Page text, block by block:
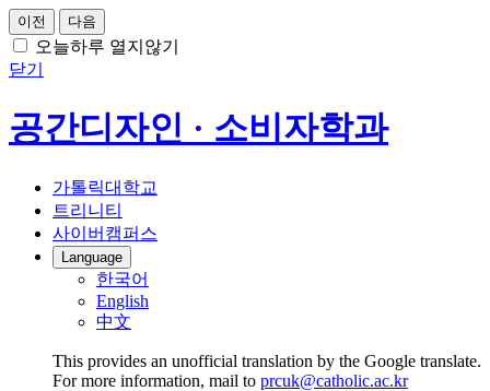
이전 다음
오늘하루 열지않기
닫기
공간디자인 · 소비자학과
가톨릭대학교
트리니티
사이버캠퍼스
Language
한국어
English
中文
This provides an unofficial translation by the Google translate.
For more information, mail to prcuk@catholic.ac.kr